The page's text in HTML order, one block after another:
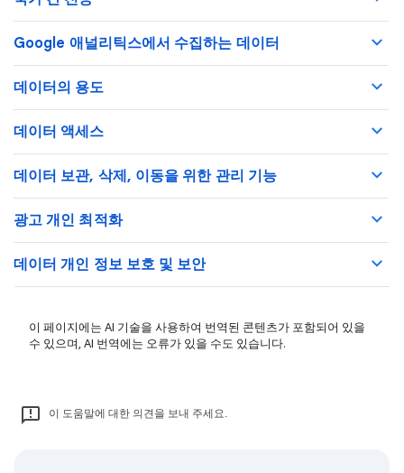
Google 애널리틱스에서 수집하는 데이터
데이터의 용도
데이터 액세스
데이터 보관, 삭제, 이동을 위한 관리 기능
광고 개인 최적화
데이터 개인 정보 보호 및 보안
이 페이지에는 AI 기술을 사용하여 번역된 콘텐츠가 포함되어 있을
수 있으며, AI 번역에는 오류가 있을 수도 있습니다.
이 도움말에 대한 의견을 보내 주세요.